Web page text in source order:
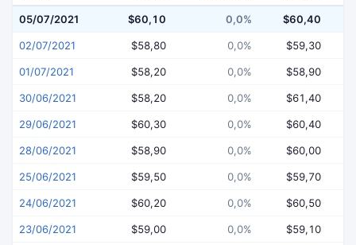
05/07/2021 $60,10 0,0% $60,40
02/07/2021 $58,80 0,0% $59,30
01/07/2021 $58,20 0,0% $58,90
30/06/2021 $58,20 0,0% $61,40
29/06/2021 $60,30 0,0% $60,40
28/06/2021 $58,90 0,0% $60,00
25/06/2021 $59,50 0,0% $59,70
24/06/2021 $60,20 0,0% $60,50
23/06/2021 $59,00 0,0% $59,10